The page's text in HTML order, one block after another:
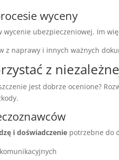
wyceny
ubezpieczeniowej. Im
z naprawy i innych ważnych
z
jest dobrze ocenione?
i doświadczenie potrzebne do